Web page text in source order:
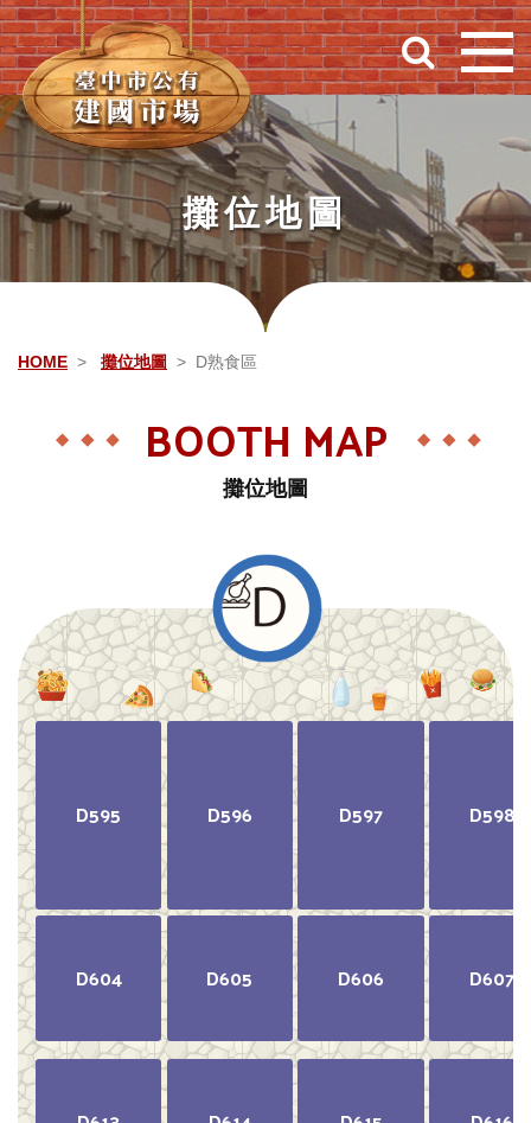
跳到主要內容
攤位地圖
HOME 攤位地圖 D熟食區
BOOTH MAP
攤位地圖
D595 D596 D597 D598
D604 D605 D606 D607